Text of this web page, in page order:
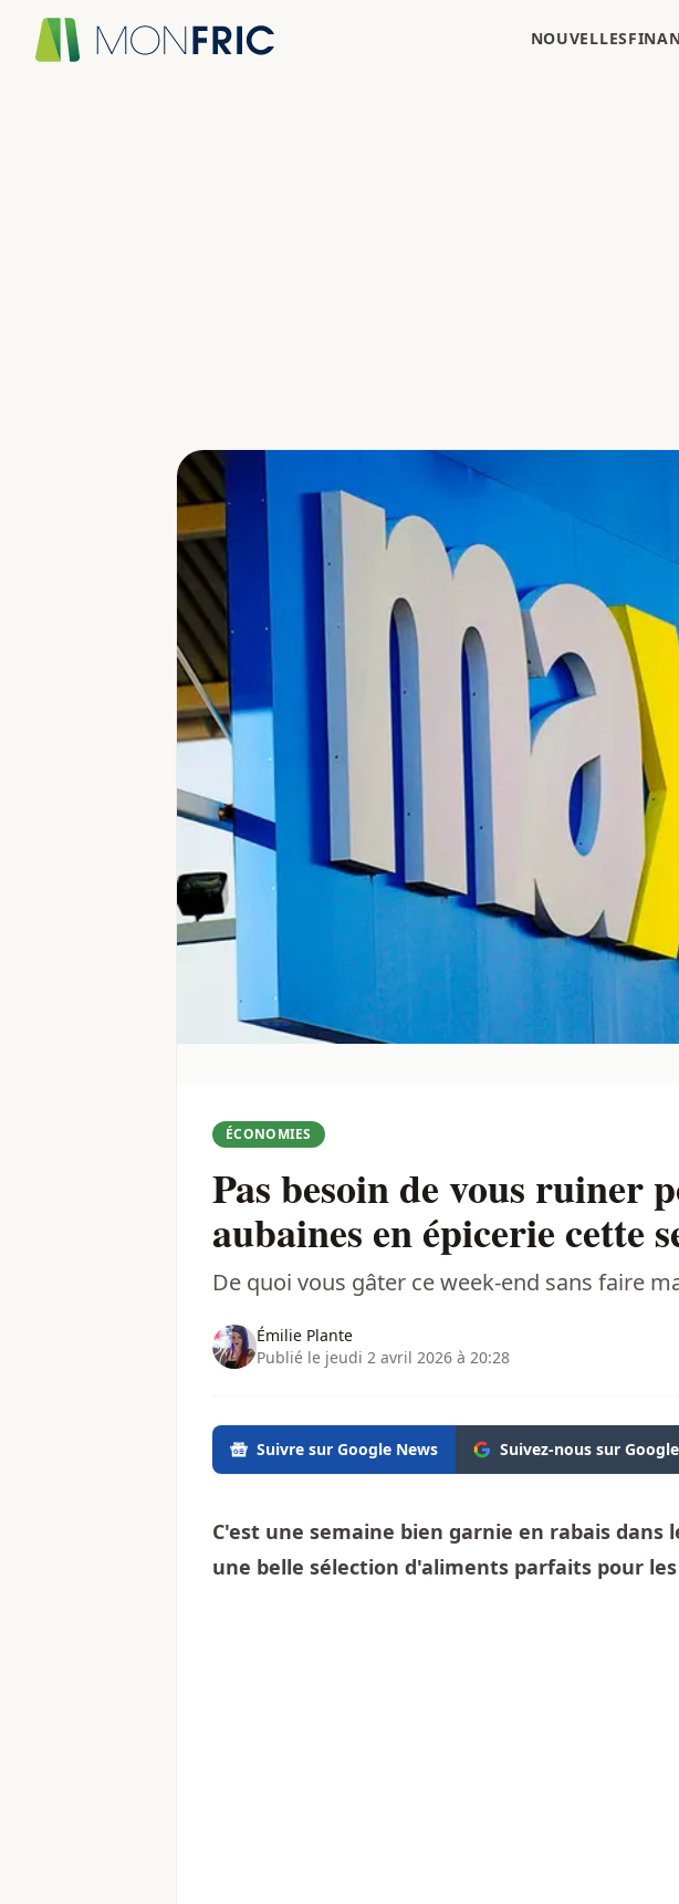
NOUVELLES
ÉCONOMIES
Pas besoin de vous ruiner
aubaines en épicerie cette
De quoi vous gâter ce week-end sans faire
Émilie Plante
Publié le jeudi 2 avril 2026 à 20:28
Suivre sur Google News Suivez-nous sur
C'est une semaine bien garnie en rabais dans
une belle sélection d'aliments parfaits pour les